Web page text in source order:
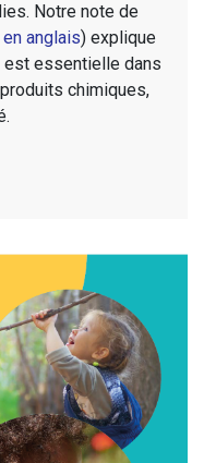
Notre note de
anglais) explique
est essentielle dans
chimiques,